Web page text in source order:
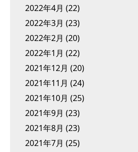
2022年4月 (22)
2022年3月 (23)
2022年2月 (20)
2022年1月 (22)
2021年12月 (20)
2021年11月 (24)
2021年10月 (25)
2021年9月 (23)
2021年8月 (23)
2021年7月 (25)